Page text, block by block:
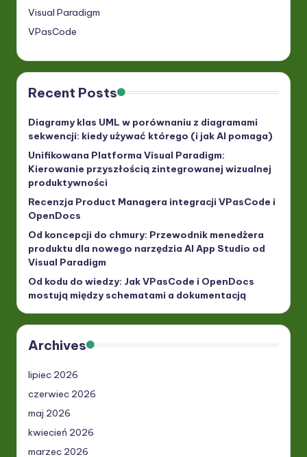
Visual Paradigm
VPasCode
Recent Posts
Diagramy klas UML w porównaniu z diagramami
sekwencji: kiedy używać którego (i jak AI pomaga)
Unifikowana Platforma Visual Paradigm:
Kierowanie przyszłością zintegrowanej wizualnej
produktywności
Recenzja Product Managera integracji VPasCode i
OpenDocs
Od koncepcji do chmury: Przewodnik menedżera
produktu dla nowego narzędzia AI App Studio od
Visual Paradigm
Od kodu do wiedzy: Jak VPasCode i OpenDocs
mostują między schematami a dokumentacją
Archives
lipiec 2026
czerwiec 2026
maj 2026
kwiecień 2026
marzec 2026